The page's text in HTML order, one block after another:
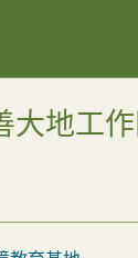
大地工